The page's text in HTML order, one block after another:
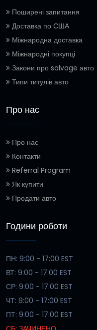
Поширені запитання
Доставка по США
Міжнародна доставка
Міжнародні покупці
Закони про salvage авто
Типи титулів авто
Про нас
Про нас
Контакти
Referral Program
Як купити
Продати авто
Години роботи
ПН: 9:00 - 17:00 EST
ВТ: 9:00 - 17:00 EST
СР: 9:00 - 17:00 EST
ЧТ: 9:00 - 17:00 EST
ПТ: 9:00 - 17:00 EST